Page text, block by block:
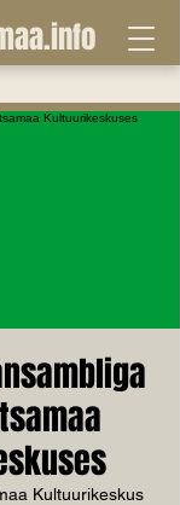
Kultuurikeskus